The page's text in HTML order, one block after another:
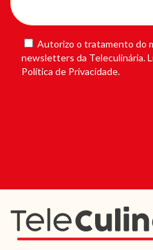
Autorizo o tratamento do
newsletters da Teleculinária.
Política de Privacidade.